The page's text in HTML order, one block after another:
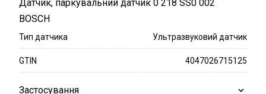
Датчик, паркувальний датчик 0 218 SS0 002
BOSCH
Тип датчика Ультразвуковий датчик
GTIN 4047026715125
Застосування